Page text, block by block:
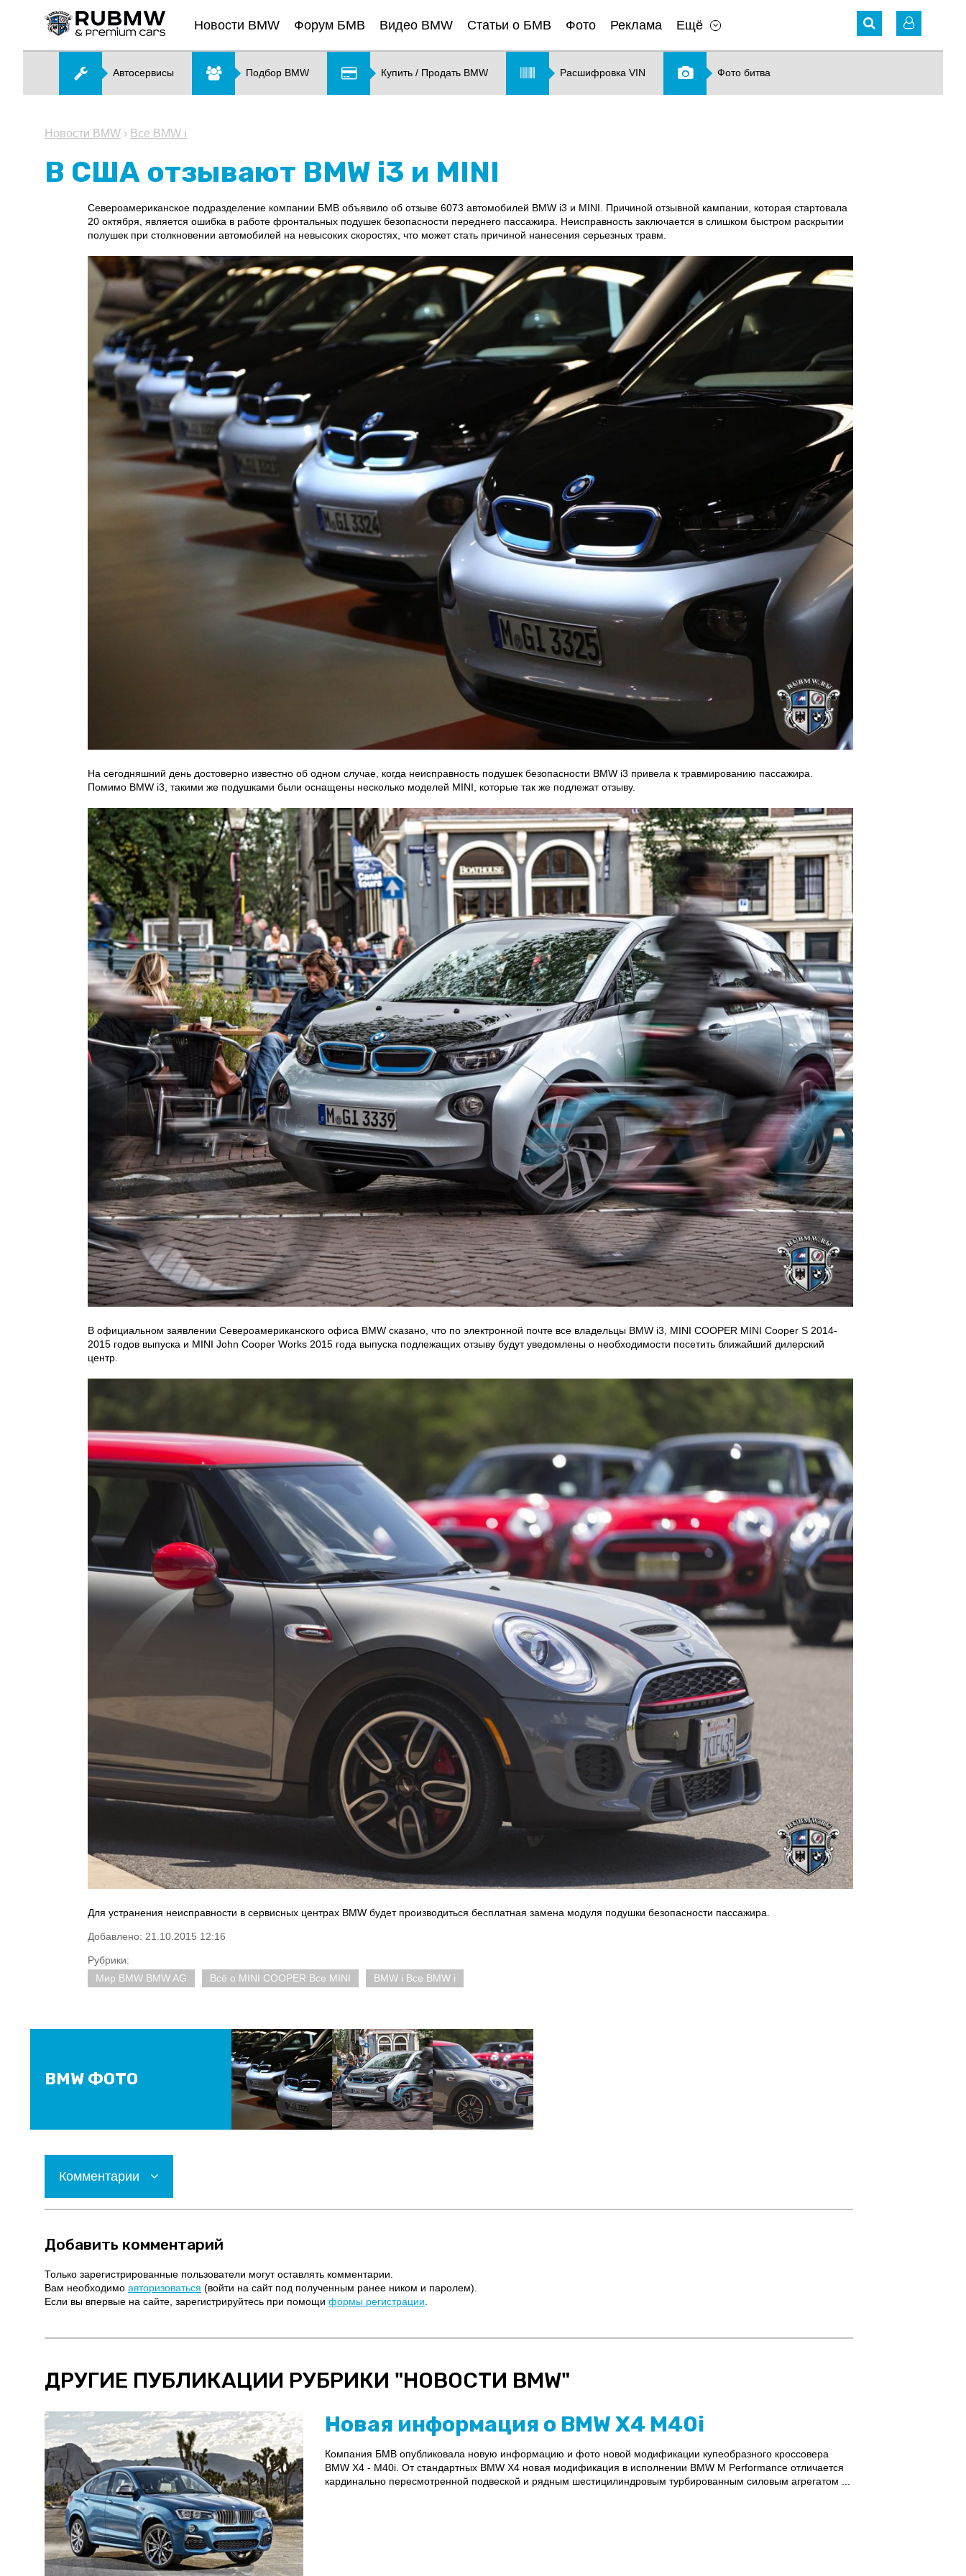
Новости BMW Форум БМВ Видео BMW Статьи о БМВ Фото Реклама Ещё
Автосервисы Подбор BMW Купить / Продать BMW Расшифровка VIN Фото битва
Новости BMW › Все BMW i
В США отзывают BMW i3 и MINI
Североамериканское подразделение компании БМВ объявило об отзыве 6073 автомобилей BMW i3 и MINI. Причиной отзывной кампании, которая стартовала
20 октября, является ошибка в работе фронтальных подушек безопасности переднего пассажира. Неисправность заключается в слишком быстром раскрытии
полушек при столкновении автомобилей на невысоких скоростях, что может стать причиной нанесения серьезных травм.
На сегодняшний день достоверно известно об одном случае, когда неисправность подушек безопасности BMW i3 привела к травмированию пассажира.
Помимо BMW i3, такими же подушками были оснащены несколько моделей MINI, которые так же подлежат отзыву.
В официальном заявлении Североамериканского офиса BMW сказано, что по электронной почте все владельцы BMW i3, MINI COOPER MINI Cooper S 2014-
2015 годов выпуска и MINI John Cooper Works 2015 года выпуска подлежащих отзыву будут уведомлены о необходимости посетить ближайший дилерский
центр.
Для устранения неисправности в сервисных центрах BMW будет производиться бесплатная замена модуля подушки безопасности пассажира.
Добавлено: 21.10.2015 12:16
Рубрики:
Мир BMW BMW AG
Всё о MINI COOPER Все MINI BMW i Все BMW i
BMW ФОТО
Комментарии
Добавить комментарий
Только зарегистрированные пользователи могут оставлять комментарии.
Вам необходимо авторизоваться (войти на сайт под полученным ранее ником и паролем).
Если вы впервые на сайте, зарегистрируйтесь при помощи формы регистрации
ДРУГИЕ ПУБЛИКАЦИИ РУБРИКИ "НОВОСТИ BMW"
Новая информация о BMW X4 M40i
Компания БМВ опубликовала новую информацию и фото новой модификации купеобразного кроссовера
BMW X4 - M40i. От стандартных BMW X4 новая модификация в исполнении BMW M Performance отличается
кардинально пересмотренной подвеской и рядным шестицилиндровым турбированным силовым агрегатом ...